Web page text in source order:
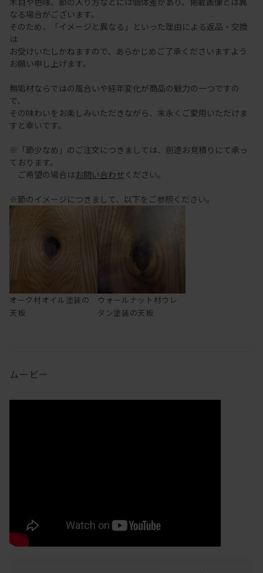
なる場合がございます。
そのため、「イメージと異なる」といった理由による返品・交換
は
お受けいたしかねますので、あらかじめご了承くださいますよう
お願い申し上げます。
無垢材ならではの風合いや経年変化が商品の魅力の一つですの
で、
その味わいをお楽しみいただきながら、末永くご愛用いただけま
すと幸いです。
※「節少なめ」のご注文につきましては、別途お見積りにて承っ
ております。
ご希望の場合はお問い合わせ ください。
※節のイメージにつきまして、以下をご参照ください。
オーク材オイル塗装の
天板
ウォールナット材ウレ
タン塗装の天板
ムービー